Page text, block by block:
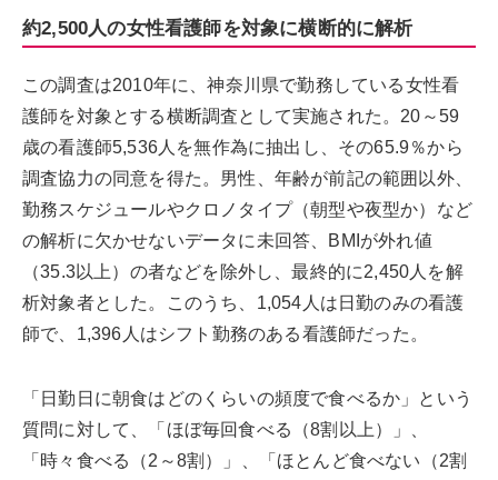
約2,500人の女性看護師を対象に横断的に解析
この調査は2010年に、神奈川県で勤務している女性看
護師を対象とする横断調査として実施された。20～59
歳の看護師5,536人を無作為に抽出し、その65.9％から
調査協力の同意を得た。男性、年齢が前記の範囲以外、
勤務スケジュールやクロノタイプ（朝型や夜型か）など
の解析に欠かせないデータに未回答、BMIが外れ値
（35.3以上）の者などを除外し、最終的に2,450人を解
析対象者とした。このうち、1,054人は日勤のみの看護
師で、1,396人はシフト勤務のある看護師だった。
「日勤日に朝食はどのくらいの頻度で食べるか」という
質問に対して、「ほぼ毎回食べる（8割以上）」、
「時々食べる（2～8割）」、「ほとんど食べない（2割